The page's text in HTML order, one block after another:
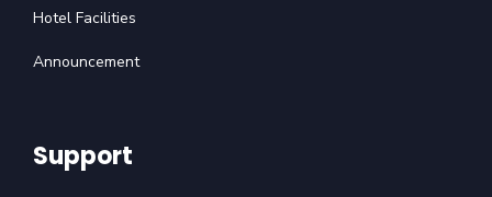
Hotel Facilities
Announcement
Support